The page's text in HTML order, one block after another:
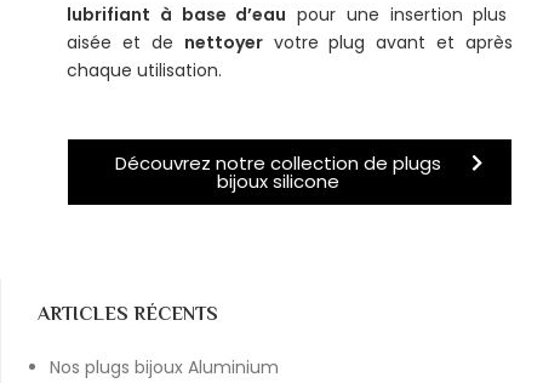
lubrifiant à base d’eau pour une insertion plus
aisée et de nettoyervotre plug avant et après
chaque utilisation.
Découvrez notre collection de plugs
bijoux silicone
ARTICLES RÉCENTS
Nos plugs bijoux Aluminium